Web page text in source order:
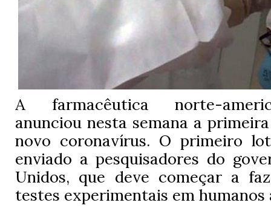
A farmacêutica norte-
anunciou nesta semana a
novo coronavírus. O primeiro
enviado a pesquisadores do
Unidos, que deve começar a
testes experimentais em